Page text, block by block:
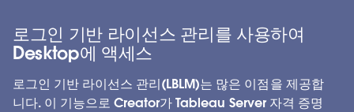
로그인 기반 라이선스 관리를 사용하여
Desktop에 액세스
로그인 기반 라이선스 관리(LBLM)는 많은 이점을 제공합
니다. 이 기능으로 Creator가 Tableau Server 자격 증명